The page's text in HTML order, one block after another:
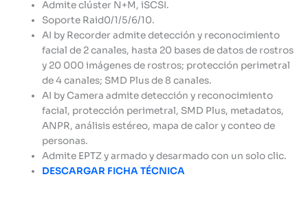
Admite clúster N+M, iSCSI.
Soporte Raid0/1/5/6/10.
AI by Recorder admite detección y reconocimiento
facial de 2 canales, hasta 20 bases de datos de rostros
y 20 000 imágenes de rostros; protección perimetral
de 4 canales; SMD Plus de 8 canales.
AI by Camera admite detección y reconocimiento
facial, protección perimetral, SMD Plus, metadatos,
ANPR, análisis estéreo, mapa de calor y conteo de
personas.
Admite EPTZ y armado y desarmado con un solo clic.
DESCARGAR FICHA TÉCNICA